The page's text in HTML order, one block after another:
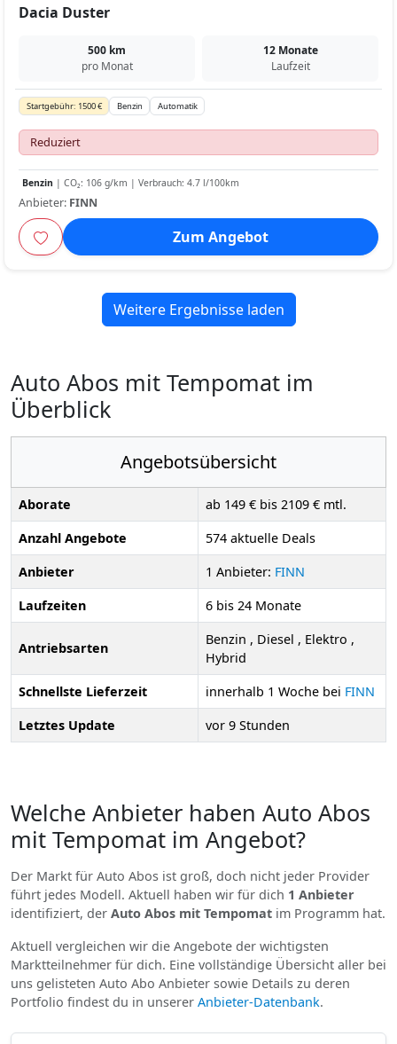
Dacia Duster
500 km
pro Monat
12 Monate
Laufzeit
Startgebühr: 1500 € Benzin Automatik
Reduziert
Benzin | CO₂: 106 g/km | Verbrauch: 4.7 l/100km
Anbieter: FINN
Zum Angebot
Weitere Ergebnisse laden
Auto Abos mit Tempomat im
Überblick
Angebotsübersicht
Aborate
ab 149 € bis 2109 € mtl.
Anzahl Angebote
574 aktuelle Deals
Anbieter
1 Anbieter: FINN
Laufzeiten
6 bis 24 Monate
Antriebsarten
Benzin , Diesel , Elektro ,
Hybrid
Schnellste Lieferzeit
innerhalb 1 Woche bei FINN
Letztes Update
vor 9 Stunden
Welche Anbieter haben Auto Abos
mit Tempomat im Angebot?
Der Markt für Auto Abos ist groß, doch nicht jeder Provider
führt jedes Modell. Aktuell haben wir für dich 1 Anbieter
identifiziert, der Auto Abos mit Tempomat im Programm hat.
Aktuell vergleichen wir die Angebote der wichtigsten
Marktteilnehmer für dich. Eine vollständige Übersicht aller bei
uns gelisteten Auto Abo Anbieter sowie Details zu deren
Portfolio findest du in unserer Anbieter-Datenbank.